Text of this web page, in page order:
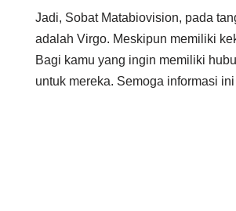
Jadi, Sobat Matabiovision, pada
adalah Virgo. Meskipun memiliki
Bagi kamu yang ingin memiliki
untuk mereka. Semoga informasi